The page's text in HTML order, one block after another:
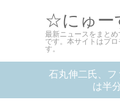
☆にゅー
最新ニュースをまと
です。本サイトはプ
す。
石丸伸二氏、
は半